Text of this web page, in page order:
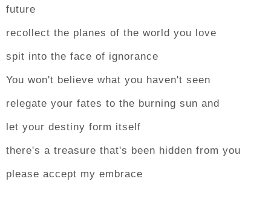
future
recollect the planes of the world you love
spit into the face of ignorance
You won't believe what you haven't seen
relegate your fates to the burning sun and
let your destiny form itself
there's a treasure that's been hidden from you
please accept my embrace